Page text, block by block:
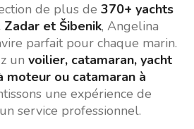
de plus de 370+ yachts
Zadar et Šibenik, Angelina
parfait pour chaque marin.
un voilier, catamaran, yacht
moteur ou catamaran à
une expérience de
service professionnel.